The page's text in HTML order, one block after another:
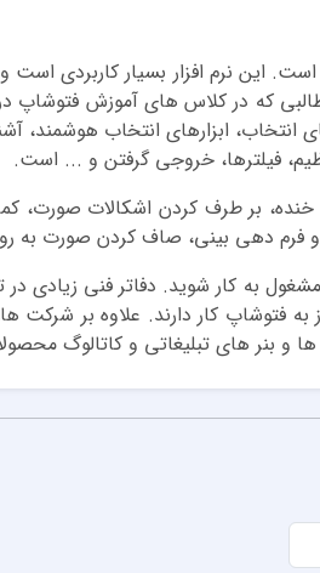
این نرم افزار بسیار کاربردی
که در کلاس های آموزش
انتخاب، ابزارهای انتخاب هوشمند،
فیلترها، خروجی گرفتن و ... است.
بر طرف کردن اشکالات صورت،
و فرم دهی بینی، صاف کردن صورت به
به کار شوید. دفاتر فنی زیادی در
به فتوشاپ کار دارند. علاوه بر
و بنر های تبلیغاتی و کاتالوگ